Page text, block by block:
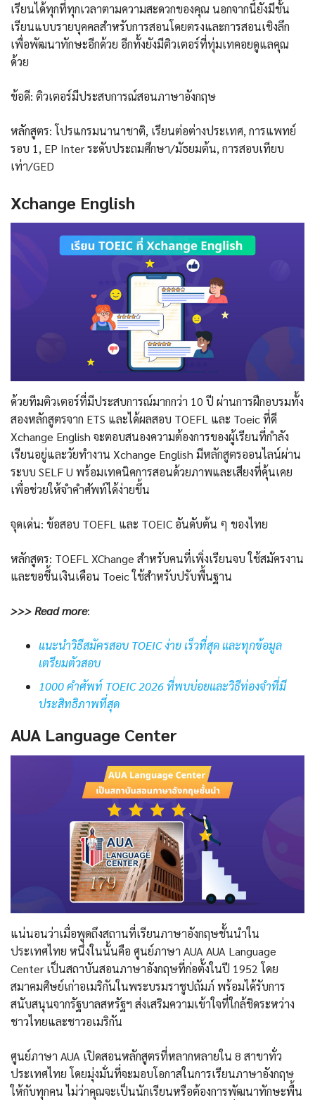
เรียนได้ทุกที่ทุกเวลาตามความสะดวกของคุณ นอกจากนี้ยังมีชั้น
เรียนแบบรายบุคคลสำหรับการสอนโดยตรงและการสอนเชิงลึก
เพื่อพัฒนาทักษะอีกด้วย อีกทั้งยังมีติวเตอร์ที่ทุ่มเทคอยดูแลคุณ
ด้วย
ข้อดี: ติวเตอร์มีประสบการณ์สอนภาษาอังกฤษ
หลักสูตร: โปรแกรมนานาชาติ, เรียนต่อต่างประเทศ, การแพทย์
รอบ 1, EP Inter ระดับประถมศึกษา/มัธยมต้น, การสอบเทียบ
เท่า/GED
Xchange English
ด้วยทีมติวเตอร์ที่มีประสบการณ์มากกว่า 10 ปี ผ่านการฝึกอบรมทั้ง
สองหลักสูตรจาก ETS และได้ผลสอบ TOEFL และ Toeic ที่ดี
Xchange English จะตอบสนองความต้องการของผู้เรียนที่กําลัง
เรียนอยู่และวัยทำงาน Xchange English มีหลักสูตรออนไลน์ผ่าน
ระบบ SELF U พร้อมเทคนิคการสอนด้วยภาพและเสียงที่คุ้นเคย
เพื่อช่วยให้จำคำศัพท์ได้ง่ายขึ้น
จุดเด่น: ข้อสอบ TOEFL และ TOEIC อันดับต้น ๆ ของไทย
หลักสูตร: TOEFL XChange สำหรับคนที่เพิ่งเรียนจบ ใช้สมัครงาน
และขอขึ้นเงินเดือน Toeic ใช้สำหรับปรับพื้นฐาน
>>> Read more:
แนะนำวิธีสมัครสอบ TOEIC ง่าย เร็วที่สุด และทุกข้อมูล
เตรียมตัวสอบ
1000 คําศัพท์ TOEIC 2026 ที่พบบ่อยและวิธีท่องจำที่มี
ประสิทธิภาพที่สุด
AUA Language Center
แน่นอนว่าเมื่อพูดถึงสถานที่เรียนภาษาอังกฤษชั้นนำใน
ประเทศไทย หนึ่งในนั้นคือ ศูนย์ภาษา AUA AUA Language
Center เป็นสถาบันสอนภาษาอังกฤษที่ก่อตั้งในปี 1952 โดย
สมาคมศิษย์เก่าอเมริกันในพระบรมราชูปถัมภ์ พร้อมได้รับการ
สนับสนุนจากรัฐบาลสหรัฐฯ ส่งเสริมความเข้าใจที่ใกล้ชิดระหว่าง
ชาวไทยและชาวอเมริกัน
ศูนย์ภาษา AUA เปิดสอนหลักสูตรที่หลากหลายใน 8 สาขาทั่ว
ประเทศไทย โดยมุ่งมั่นที่จะมอบโอกาสในการเรียนภาษาอังกฤษ
ให้กับทุกคน ไม่ว่าคุณจะเป็นนักเรียนหรือต้องการพัฒนาทักษะพื้น